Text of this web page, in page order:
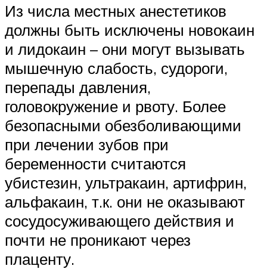
Из числа местных анестетиков
должны быть исключены новокаин
и лидокаин – они могут вызывать
мышечную слабость, судороги,
перепады давления,
головокружение и рвоту. Более
безопасными обезболивающими
при лечении зубов при
беременности считаются
убистезин, ультракаин, артифрин,
альфакаин, т.к. они не оказывают
сосудосуживающего действия и
почти не проникают через
плаценту.